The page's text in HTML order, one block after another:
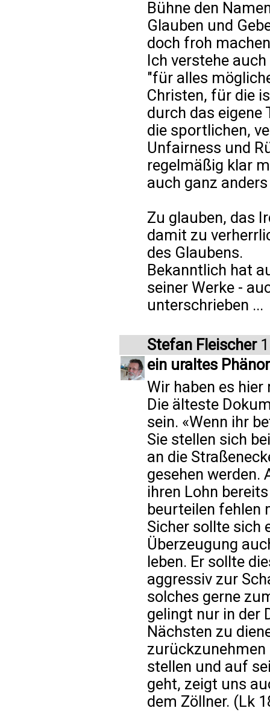
Bühne den
Glauben und
doch froh
Ich verstehe
"für alles
Christen, für die
durch das eigene
die sportlichen,
Unfairness und
regelmäßig klar
auch ganz
Zu glauben, das
damit zu
des Glaubens.
Bekanntlich hat
seiner Werke -
unterschrieben ...
Stefan Fleischer
ein uraltes
Wir haben es
Die älteste
sein. «Wenn ihr
Sie stellen sich
an die
gesehen werden.
ihren Lohn
beurteilen fehlen
Sicher sollte sich
Überzeugung
leben. Er sollte
aggressiv zur
solches gerne
gelingt nur in der
Nächsten zu
stellen und auf
geht, zeigt uns
dem Zöllner. (Lk